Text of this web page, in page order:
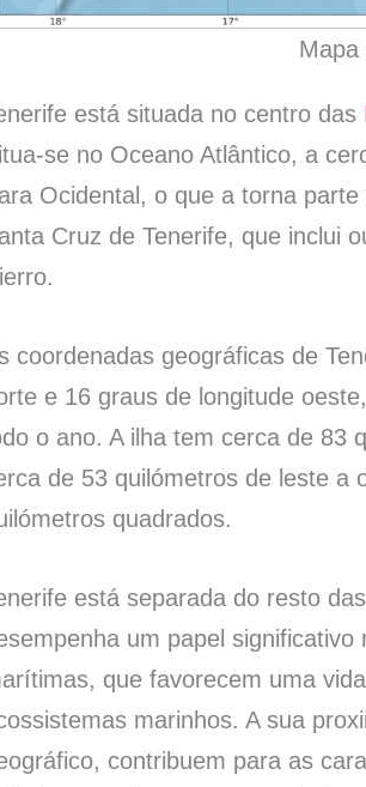
Mapa
está situada no centro das
se no Oceano Atlântico, a
Ocidental, o que a torna
Cruz de Tenerife, que inclui
coordenadas geográficas de
e 16 graus de longitude
o ano. A ilha tem cerca de 83
de 53 quilómetros de leste a
quadrados.
está separada do resto
um papel
que favorecem uma
marinhos. A sua
contribuem para as